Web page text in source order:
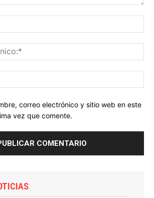
correo electrónico y sitio web en este
vez que comente.